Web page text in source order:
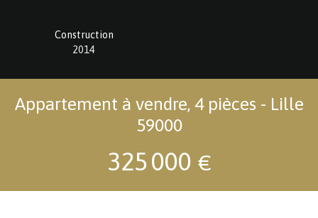
Construction
2014
Appartement à vendre, 4 pièces - Lille
59000
325 000 €